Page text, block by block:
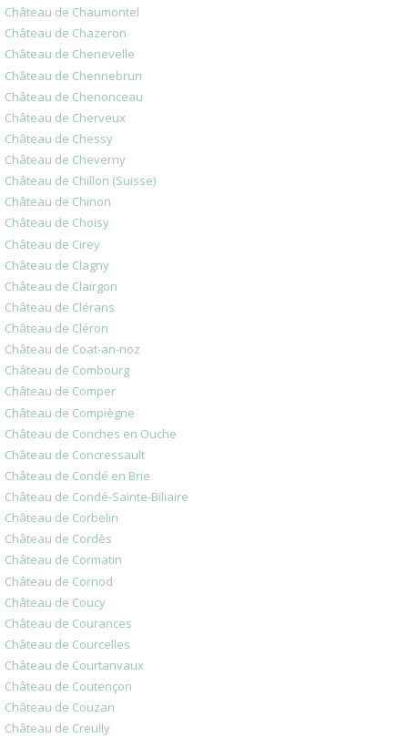
Château de Chaumontel
Château de Chazeron
Château de Chenevelle
Château de Chennebrun
Château de Chenonceau
Château de Cherveux
Château de Chessy
Château de Cheverny
Château de Chillon (Suisse)
Château de Chinon
Château de Choisy
Château de Cirey
Château de Clagny
Château de Clairgon
Château de Clérans
Château de Cléron
Château de Coat-an-noz
Château de Combourg
Château de Comper
Château de Compiègne
Château de Conches en Ouche
Château de Concressault
Château de Condé en Brie
Château de Condé-Sainte-Biliaire
Château de Corbelin
Château de Cordès
Château de Cormatin
Château de Cornod
Château de Coucy
Château de Courances
Château de Courcelles
Château de Courtanvaux
Château de Coutençon
Château de Couzan
Château de Creully